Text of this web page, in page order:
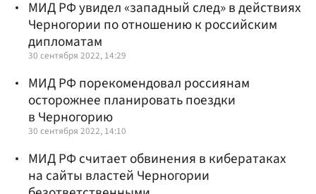
МИД РФ увидел «западный след» в действиях
Черногории по отношению к российским
дипломатам
30 сентября 2022, 14:29
МИД РФ порекомендовал россиянам
осторожнее планировать поездки
в Черногорию
30 сентября 2022, 14:10
МИД РФ считает обвинения в кибератаках
на сайты властей Черногории